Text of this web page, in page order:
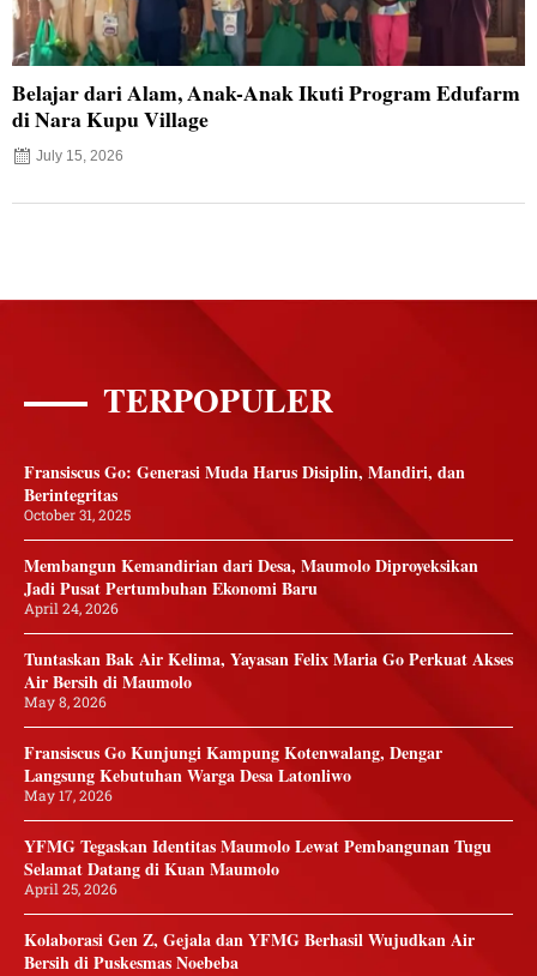
Belajar dari Alam, Anak-Anak Ikuti Program Edufarm
di Nara Kupu Village
July 15, 2026
TERPOPULER
Fransiscus Go: Generasi Muda Harus Disiplin, Mandiri, dan
Berintegritas
October 31, 2025
Membangun Kemandirian dari Desa, Maumolo Diproyeksikan
Jadi Pusat Pertumbuhan Ekonomi Baru
April 24, 2026
Tuntaskan Bak Air Kelima, Yayasan Felix Maria Go Perkuat Akses
Air Bersih di Maumolo
May 8, 2026
Fransiscus Go Kunjungi Kampung Kotenwalang, Dengar
Langsung Kebutuhan Warga Desa Latonliwo
May 17, 2026
YFMG Tegaskan Identitas Maumolo Lewat Pembangunan Tugu
Selamat Datang di Kuan Maumolo
April 25, 2026
Kolaborasi Gen Z, Gejala dan YFMG Berhasil Wujudkan Air
Bersih di Puskesmas Noebeba